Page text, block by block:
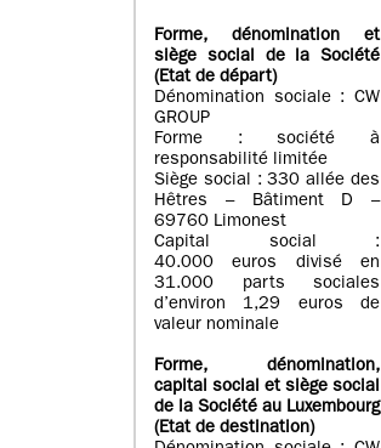
Forme, dénomination et
siège social de la Société
(Etatde départ)
Dénomination sociale : CW
GROUP
Forme : société à
responsabilité limitée
Siège social : 330 allée des
Hêtres – Bâtiment D –
69760 Limonest
Capital social :
40.000 euros divisé en
31.000 parts sociales
d’environ 1,29 euros de
valeur nominale
Forme, dénomination,
capital social et siège social
de la Société au Luxembourg
(Etat de destination)